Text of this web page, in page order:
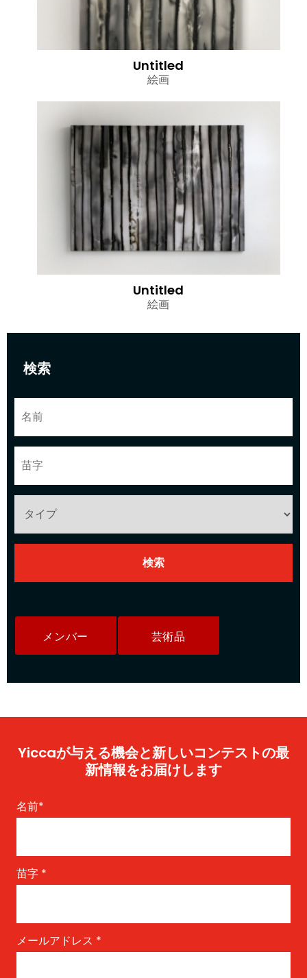
検索
メンバー 芸術品
Untitled
絵画
Untitled
絵画
Yiccaが与える機会と新しいコンテストの最
新情報をお届けします
名前*
苗字 *
メールアドレス *